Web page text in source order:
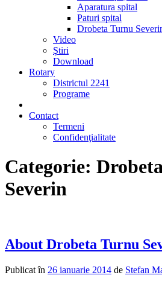
Aparatura spital
Paturi spital
Drobeta Turnu
Video
Ştiri
Download
Rotary
Districtul 2241
Programe
Contact
Termeni
Confidenţialitate
Categorie:
Severin
About Drobeta Turnu
Publicat în 26 ianuarie 2014 de Stefan